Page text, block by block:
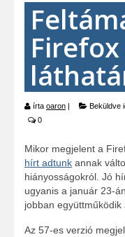
A programról
Letöltések
Vocalizer vásárlás
Blog
Elérhetőségeink
Firefox
írta oaron | Beküldve
0
Mikor megjelent a
hírt adtunk annak
hiányosságokról. Jó
ugyanis a január 23-
jobban együttműködik
Az 57-es verzió